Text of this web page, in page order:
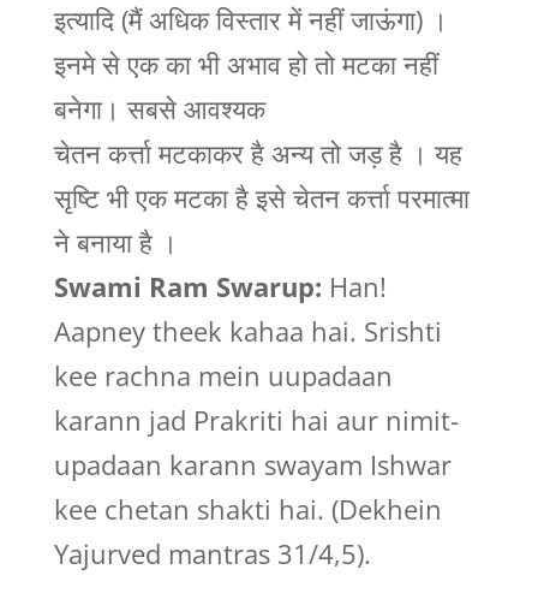
इत्यादि (मैं अधिक विस्तार में नहीं जाऊंगा) ।
इनमे से एक का भी अभाव हो तो मटका नहीं
बनेगा। सबसे आवश्यक
चेतन कर्त्ता मटकाकर है अन्य तो जड़ है । यह
सृष्टि भी एक मटका है इसे चेतन कर्त्ता परमात्मा
ने बनाया है ।
Swami Ram Swarup: Han!
Aapney theek kahaa hai. Srishti
kee rachna mein uupadaan
karann jad Prakriti hai aur nimit-
upadaan karann swayam Ishwar
kee chetan shakti hai. (Dekhein
Yajurved mantras 31/4,5).